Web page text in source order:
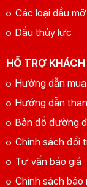
Các loại dầu
Dầu thủy lực
HỖ TRỢ
Hướng dẫn
Hướng dẫn
Bản đồ đường
Chính sách đổi
Tư vấn báo giá
Chính sách bảo